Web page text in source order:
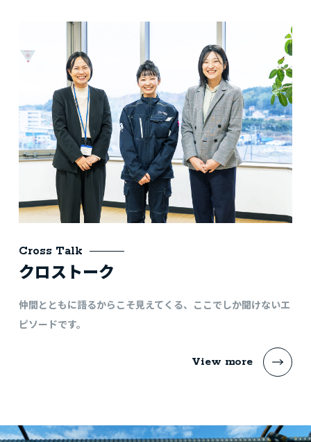
Cross Talk
クロストーク
仲間とともに語るからこそ見えてくる、ここでしか聞けないエ
ピソードです。
View more